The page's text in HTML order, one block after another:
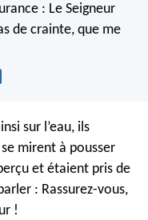
: Le Seigneur
de crainte, que me
sur l’eau, ils
mirent à pousser
et étaient pris de
: Rassurez-vous,
!